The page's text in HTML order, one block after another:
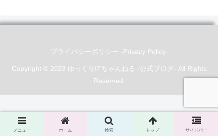
プライバシーポリシー -Privacy Policy-
Copyright © 2023 ゆっくりITちゃんねる -公式ブログ- All Rights
Reserved.
メニュー ホーム 検索 トップ サイドバー